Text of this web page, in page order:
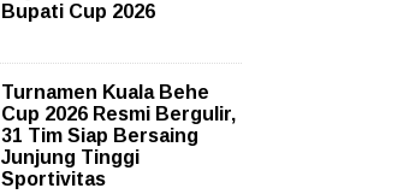
Bupati Cup 2026
Turnamen Kuala Behe
Cup 2026 Resmi Bergulir,
31 Tim Siap Bersaing
Junjung Tinggi
Sportivitas